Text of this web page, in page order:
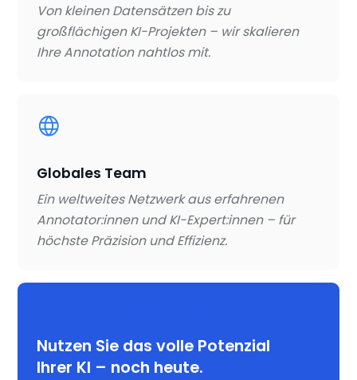
Von kleinen Datensätzen bis zu
großflächigen KI-Projekten – wir skalieren
Ihre Annotation nahtlos mit.
Globales Team
Ein weltweites Netzwerk aus erfahrenen
Annotator:innen und KI-Expert:innen – für
höchste Präzision und Effizienz.
Nutzen Sie das volle Potenzial
Ihrer KI – noch heute.